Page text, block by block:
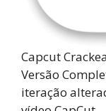
Capcut
Versão
iteração